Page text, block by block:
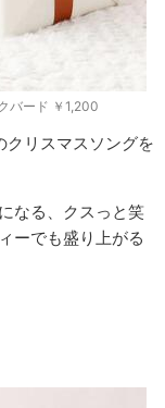
バード ￥1,200
クリスマスソングを
なる、クスっと笑
ーでも盛り上がる